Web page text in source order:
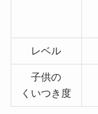
レベル
子供の
くいつき度